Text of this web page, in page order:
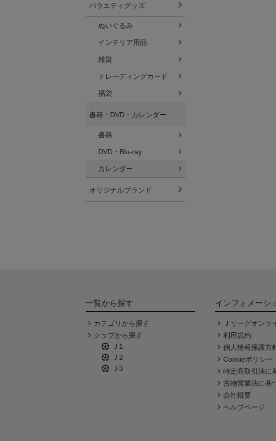
バラエティグッズ
ぬいぐるみ
インテリア用品
雑貨
トレーディングカード
福袋
書籍・DVD・カレンダー
書籍
DVD・Blu-ray
カレンダー
オリジナルブランド
一覧から探す
カテゴリから探す
クラブから探す
Ｊ1
Ｊ2
Ｊ3
インフォメーシ
Ｊリーグオンラ
利用規約
個人情報保護方
Cookieポリシー
特定商取引法に
古物営業法に基
会社概要
ヘルプページ